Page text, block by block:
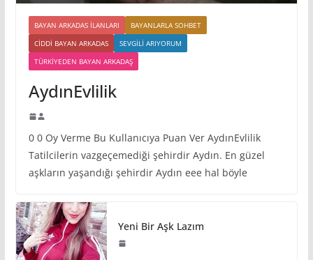
BAYAN ARKADAS ILANLARI
BAYANLARLA SOHBET
CIDDI BAYAN ARKADAS
SEVGILI ARIYORUM
TÜRKIYEDEN BAYAN ARKADAŞ
AydınEvlilik
0 0 Oy Verme Bu Kullanıcıya Puan Ver AydınEvlilik
Tatilcilerin vazgeçemediği şehirdir Aydın. En güzel
aşkların yaşandığı şehirdir Aydın eee hal böyle
Yeni Bir Aşk Lazım